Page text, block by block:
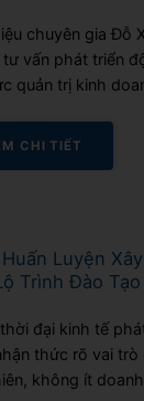
chuyên gia Đỗ
vấn phát triển
quản trị kinh
CHI TIẾT
Luyện
Trình Đào
đại kinh tế
thức rõ vai trò
không ít